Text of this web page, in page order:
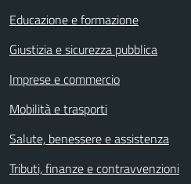
Educazione e formazione
Giustizia e sicurezza pubblica
Imprese e commercio
Mobilità e trasporti
Salute, benessere e assistenza
Tributi, finanze e contravvenzioni